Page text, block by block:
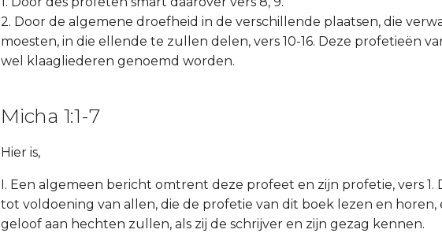
2. Door de algemene droefheid in de verschillende plaatsen, die
moesten, in die ellende te zullen delen, vers 10-16. Deze profetieën
wel klaagliederen genoemd worden.
Micha 1:1-7
Hier is,
I. Een algemeen bericht omtrent deze profeet en zijn profetie, vers 1.
tot voldoening van allen, die de profetie van dit boek lezen en horen,
geloof aan hechten zullen, als zij de schrijver en zijn gezag kennen.